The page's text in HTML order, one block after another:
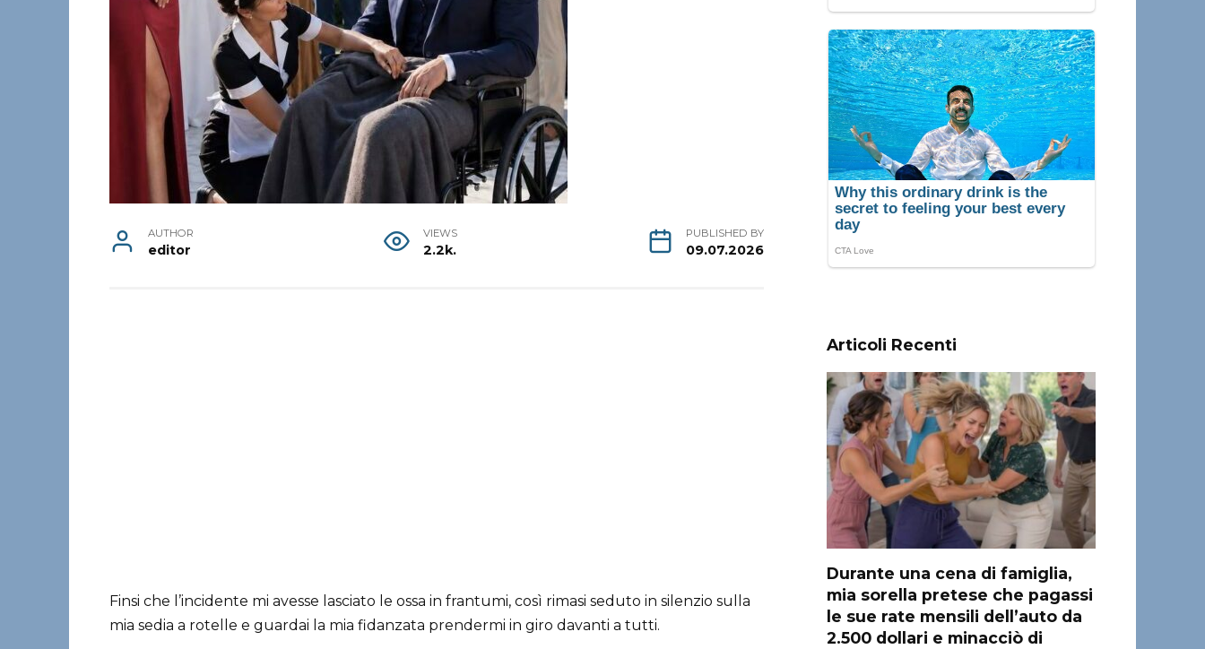
AUTHOR
editor
VIEWS
2.2k.
PUBLISHED BY
09.07.2026
Finsi che l’incidente mi avesse lasciato le ossa in frantumi, così rimasi seduto in silenzio sulla
mia sedia a rotelle e guardai la mia fidanzata prendermi in giro davanti a tutti.
Articoli Recenti
Durante una cena di famiglia,
mia sorella pretese che pagassi
le sue rate mensili dell’auto da
2.500 dollari e minacciò di